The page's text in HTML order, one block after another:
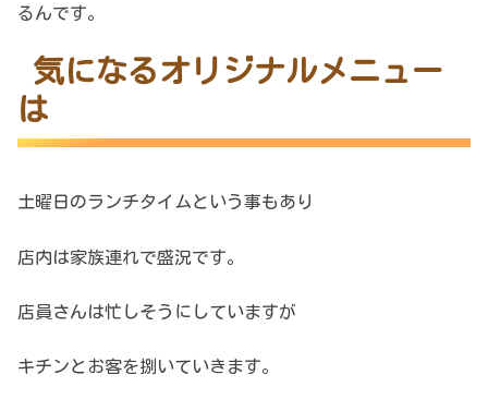
るんです。
気になるオリジナルメニュー
は
土曜日のランチタイムという事もあり
店内は家族連れで盛況です。
店員さんは忙しそうにしていますが
キチンとお客を捌いていきます。